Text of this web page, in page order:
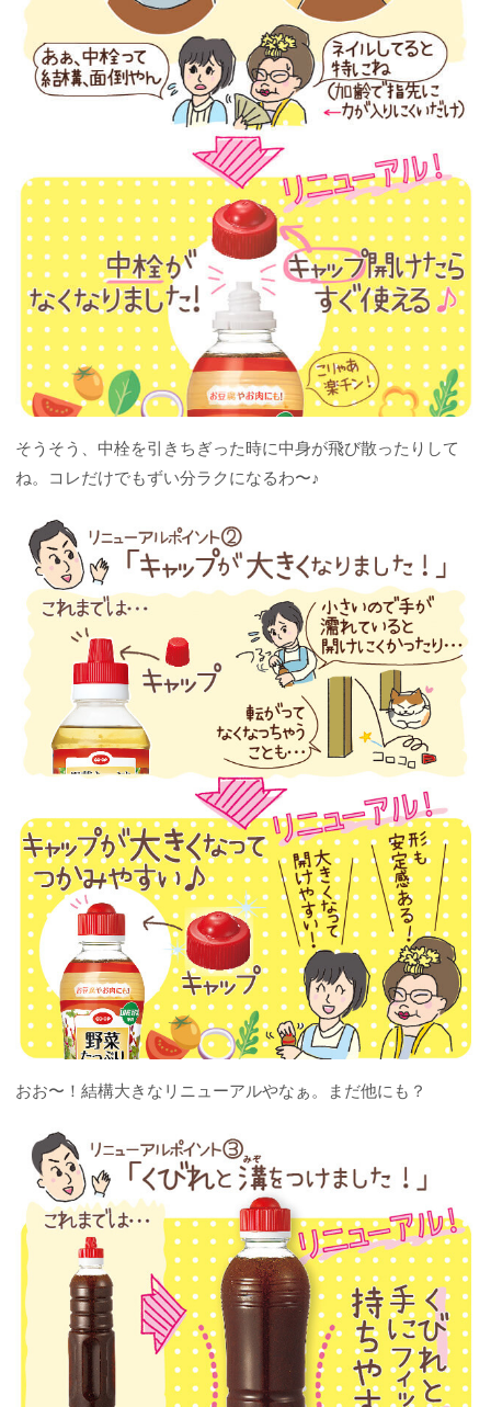
そうそう、中栓を引きちぎった時に中身が飛び散ったりして
ね。コレだけでもずい分ラクになるわ〜♪
おお〜！結構大きなリニューアルやなぁ。まだ他にも？